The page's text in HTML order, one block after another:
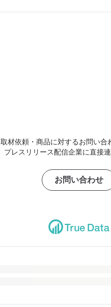
取材依頼・商品に対するお問い合
プレスリリース配信企業に直接連
お問い合わせ